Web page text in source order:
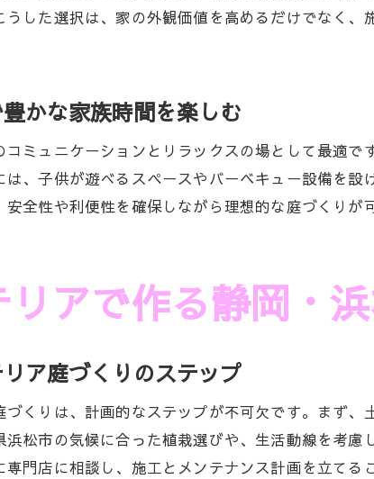
浜松市で実現するエク
ロックガーデンの
信頼できる施工店
エクステリアで楽しむ
多肉植物や花の取り
ロックガーデンと
家族で楽しむ青空
うした選択は、家の外観価値を高めるだけでなく
かな家族時間を楽しむ
コミュニケーションとリラックスの場として最適
は、子供が遊べるスペースやバーベキュー設備を
安全性や利便性を確保しながら理想的な庭づくりが
アで作る静岡・
ア庭づくりのステップ
くりは、計画的なステップが不可欠です。まず
浜松市の気候に合った植栽選びや、生活動線を考
門店に相談し、施工とメンテナンス計画を立てる